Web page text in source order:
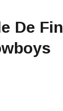
De Fin